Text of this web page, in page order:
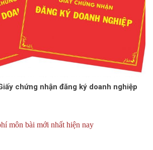
chứng nhận đăng ký doanh nghiệp